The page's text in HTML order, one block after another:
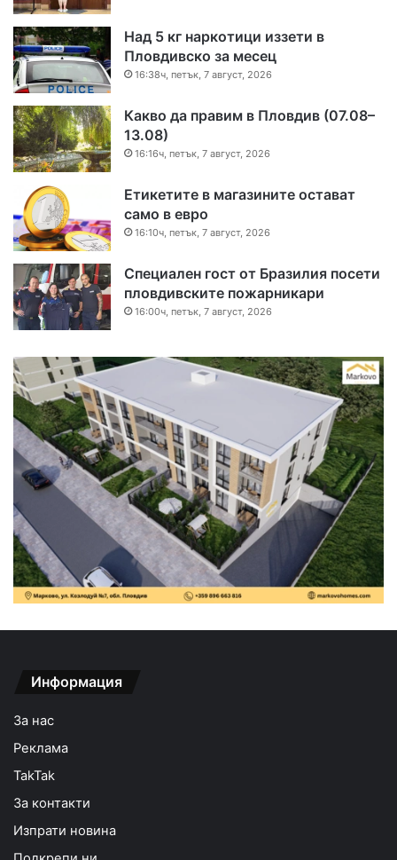
Над 5 кг наркотици иззети в
Пловдивско за месец
16:38ч, петък, 7 август, 2026
Какво да правим в Пловдив (07.08–
13.08)
16:16ч, петък, 7 август, 2026
Етикетите в магазините остават
само в евро
16:10ч, петък, 7 август, 2026
Специален гост от Бразилия посети
пловдивските пожарникари
16:00ч, петък, 7 август, 2026
Информация
За нас
Реклама
TakTak
За контакти
Изпрати новина